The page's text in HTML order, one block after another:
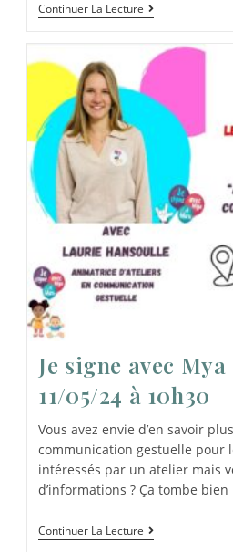
Continuer La Lecture
Je signe avec
11/05/24 à 10h30
Vous avez envie d’en savoir
communication gestuelle pour
intéressés par un atelier mais
d’informations ? Ça tombe bien
Continuer La Lecture